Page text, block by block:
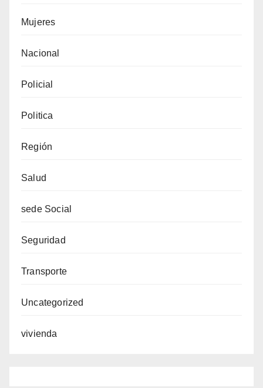
Mujeres
Nacional
Policial
Politica
Región
Salud
sede Social
Seguridad
Transporte
Uncategorized
vivienda